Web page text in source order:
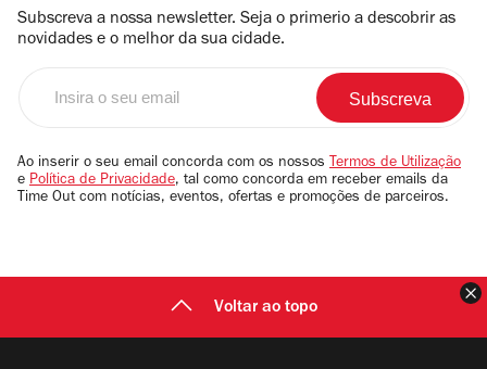
Subscreva a nossa newsletter. Seja o primerio a descobrir as
novidades e o melhor da sua cidade.
email
Ao inserir o seu email concorda com os nossos Termos de Utilização
e Política de Privacidade, tal como concorda em receber emails da
Time Out com notícias, eventos, ofertas e promoções de parceiros.
Voltar ao topo